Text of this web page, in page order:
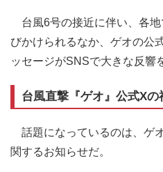
台風6号の接近に伴い、各
びかけられるなか、ゲオの公
ッセージがSNSで大きな反響
台風直撃『ゲオ』公式Xの
話題になっているのは、ゲ
関するお知らせだ。